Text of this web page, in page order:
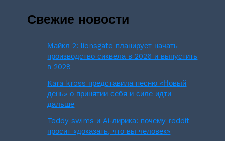
Свежие новости
Майкл 2: lionsgate планирует начать
производство сиквела в 2026 и выпустить
в 2028
Kara kross представила песню «Новый
день» о принятии себя и силе идти
дальше
Teddy swims и Ai‑лирика: почему reddit
просит «доказать, что вы человек»